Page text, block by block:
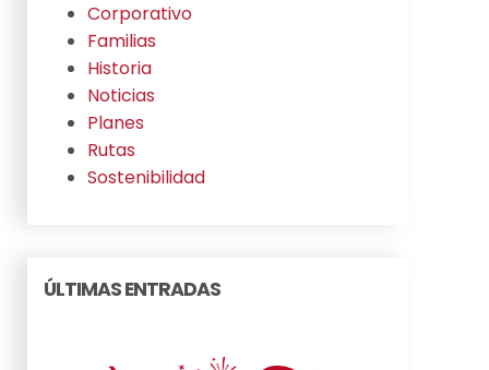
Corporativo
Familias
Historia
Noticias
Planes
Rutas
Sostenibilidad
ÚLTIMAS ENTRADAS